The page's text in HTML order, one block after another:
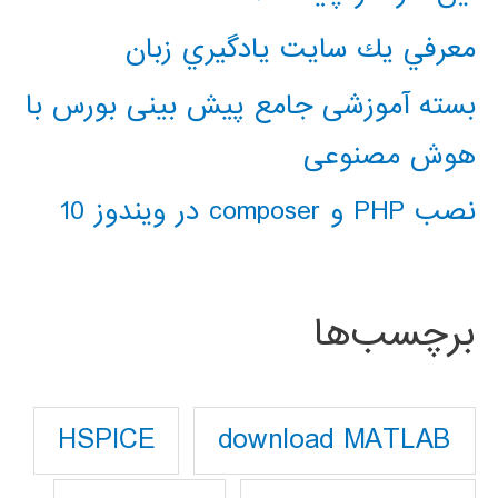
معرفي يك سايت يادگيري زبان
بسته آموزشی جامع پیش بینی بورس با
هوش مصنوعی
نصب PHP و composer در ویندوز 10
برچسب‌ها
download MATLAB
HSPICE